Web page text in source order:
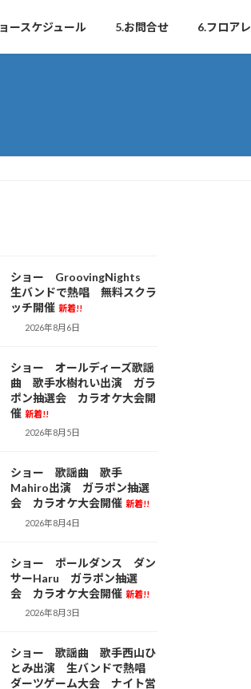
ースケジュール 5.お問合せ 6.フロア
ショー GroovingNights
生バンドで熱唱 無料スクラ
ッチ開催 新着!!
2026年8月6日
ショー オールディーズ歌謡
曲 歌手水樹れい出演 ガラ
ポン抽選会 カラオケ大会開
催 新着!!
2026年8月5日
ショー 歌謡曲 歌手
Mahiro出演 ガラポン抽選
会 カラオケ大会開催 新着!!
2026年8月4日
ショー ポールダンス ダン
サーHaru ガラポン抽選
会 カラオケ大会開催 新着!!
2026年8月3日
ショー 歌謡曲 歌手西山ひ
とみ出演 生バンドで熱唱
ダーツゲーム大会 ナイト営